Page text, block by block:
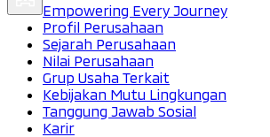
Empowering Every Journey
Profil Perusahaan
Sejarah Perusahaan
Nilai Perusahaan
Grup Usaha Terkait
Kebijakan Mutu Lingkungan
Tanggung Jawab Sosial
Karir